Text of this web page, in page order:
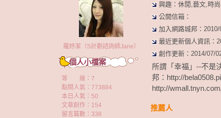
羅妤潔（S計劃諮詢師Jane）
個人小檔案
等 級：7
點閱人氣：773884
本日人氣：50
文章創作：154
留言篇數：338
興趣：休閒,藝文,時
公開信箱：
加入網路城邦：
最近更新個人資訊：
創作更新：2014/07/
所謂「幸福」--不是
邦：http://
http://
推薦人